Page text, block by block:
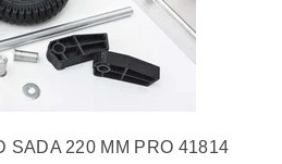
SADA 220 MM PRO 41814